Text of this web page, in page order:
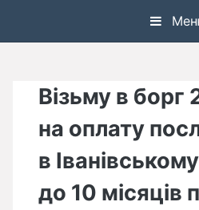
Візьму в борг
на оплату
в
до 10 місяців